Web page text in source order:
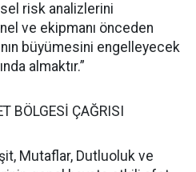
risk analizlerini
ve ekipmanı önceden
büyümesini engelleyecek
almaktır.”
BÖLGESİ ÇAĞRISI
Mutaflar, Dutluoluk ve